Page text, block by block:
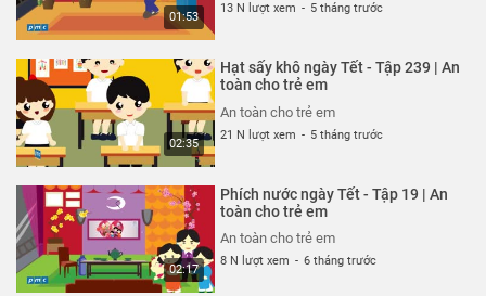
02:40
An toàn cho trẻ em
26 N lượt xem
02:57
An toàn cho trẻ em
26 N lượt xem
01:53
13 N lượt xem - 5 tháng trước
02:35
Hạt sấy khô ngày Tết - Tập 239 | An
toàn cho trẻ em
An toàn cho trẻ em
21 N lượt xem - 5 tháng trước
02:17
Phích nước ngày Tết - Tập 19 | An
toàn cho trẻ em
An toàn cho trẻ em
8 N lượt xem - 6 tháng trước